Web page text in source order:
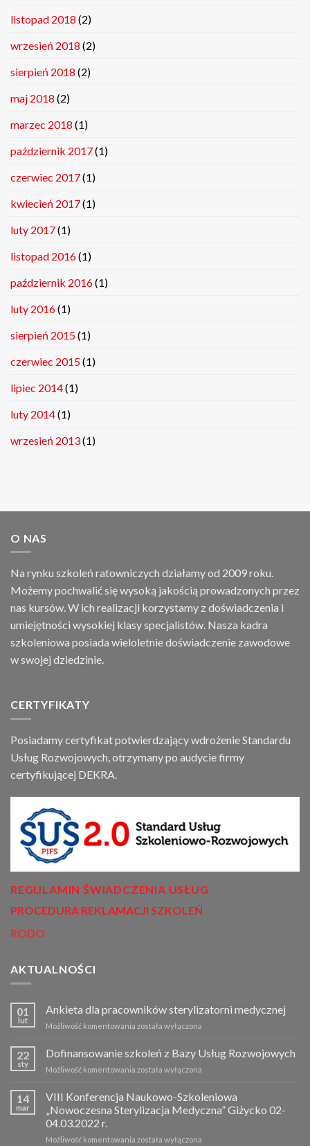
listopad 2018 (2)
wrzesień 2018 (2)
sierpień 2018 (2)
maj 2018 (2)
marzec 2018 (1)
październik 2017(1)
czerwiec 2017(1)
kwiecień 2017(1)
luty 2017(1)
listopad 2016(1)
październik 2016(1)
luty 2016(1)
sierpień 2015(1)
czerwiec 2015(1)
lipiec 2014(1)
luty 2014(1)
wrzesień 2013(1)
O NAS
Na rynku szkoleń ratowniczych działamy od 2009 roku.
Możemy pochwalić się wysoką jakością prowadzonych przez
nas kursów. W ich realizacji korzystamy z doświadczenia i
umiejętności wysokiej klasy specjalistów. Nasza kadra
szkoleniowa posiada wieloletnie doświadczenie zawodowe
w swojej dziedzinie.
CERTYFIKATY
Posiadamy certyfikat potwierdzający wdrożenie Standardu
Usług Rozwojowych, otrzymany po audycie firmy
certyfikującej DEKRA.
REGULAMIN ŚWIADCZENIA USŁUG
PROCEDURA REKLAMACJI SZKOLEŃ
RODO
AKTUALNOŚCI
01
lut
Ankieta dla pracowników sterylizatorni medycznej
Możliwość komentowania Ankieta
pracowników
medycznej
została wyłączona
22
sty
Dofinansowanie szkoleń z Bazy Usług Rozwojowych
Możliwość komentowania Dofinansowanie
Bazy
Usług
została wyłączona
14
mar
VIII Konferencja Naukowo-Szkoleniowa
„Nowoczesna Sterylizacja Medyczna” Giżycko 02-
04.03.2022 r.
Możliwość komentowania VIII
została wyłączona